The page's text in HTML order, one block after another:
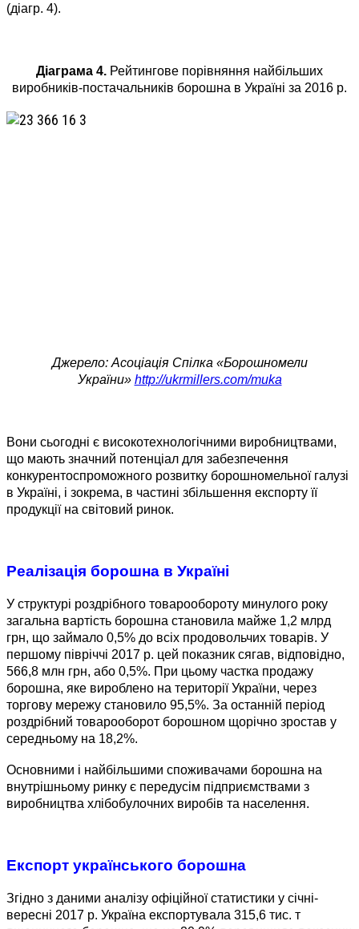
(діагр. 4).
Діаграма 4. Рейтингове порівняння найбільших
виробників-постачальників борошна в Україні за 2016 р.
Джерело: Асоціація Спілка «Борошномели
України» http://ukrmillers.com/muka
Вони сьогодні є високотехнологічними виробництвами,
що мають значний потенціал для забезпечення
конкурентоспроможного розвитку борошномельної галузі
в Україні, і зокрема, в частині збільшення експорту її
продукції на світовий ринок.
Реалізація борошна в Україні
У структурі роздрібного товарообороту минулого року
загальна вартість борошна становила майже 1,2 млрд
грн, що займало 0,5% до всіх продовольчих товарів. У
першому півріччі 2017 р. цей показник сягав, відповідно,
566,8 млн грн, або 0,5%. При цьому частка продажу
борошна, яке вироблено на території України, через
торгову мережу становило 95,5%. За останній період
роздрібний товарооборот борошном щорічно зростав у
середньому на 18,2%.
Основними і найбільшими споживачами борошна на
внутрішньому ринку є передусім підприємствами з
виробництва хлібобулочних виробів та населення.
Експорт українського борошна
Згідно з даними аналізу офіційної статистики у січні-
вересні 2017 р. Україна експортувала 315,6 тис. т